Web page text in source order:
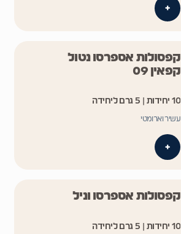
+
קפסולות אספרסו נטול
קפאין 09
10 יחידות | 5 גרם ליחידה
עשיר וארומטי
+
קפסולות אספרסו וניל
10 יחידות | 5 גרם ליחידה